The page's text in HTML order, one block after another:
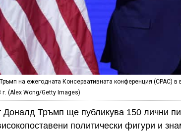
на ежегодната Консервативната конференция (CPAC) в
(Alex Wong/Getty Images)
Доналд Тръмп ще публикува 150 лични
политически фигури и